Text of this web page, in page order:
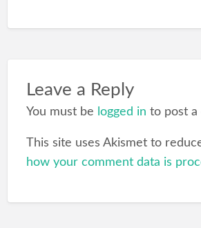
Leave a Reply
You must be logged in to post a
This site uses Akismet to
how your comment data is